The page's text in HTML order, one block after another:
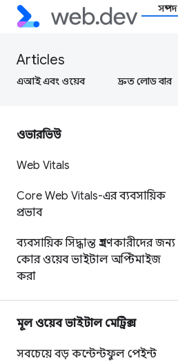
সম্পদ
Articles
এআই এবং ওয়েব দ্রুত লোড বার
ওভারভিউ
Web Vitals
Core Web Vitals-এর ব্যবসায়িক
প্রভাব
ব্যবসায়িক সিদ্ধান্ত গ্রহণকারীদের জন্য
কোর ওয়েব ভাইটাল অপ্টিমাইজ
করা
মূল ওয়েব ভাইটাল মেট্রিক্স
সবচেয়ে বড় কন্টেন্টফুল পেইন্ট